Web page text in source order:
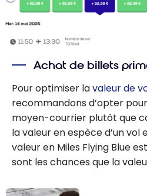
Achat de billets
Pour optimiser lavaleur de
recommandons d’opter
moyen-courrier plutôt que
la valeur en espèce d’un vol
valeur en Miles Flying Blue
sont les chances que la